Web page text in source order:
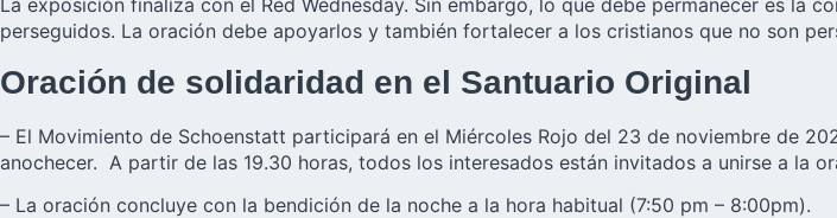
La exposición finaliza con el Red Wednesday. Sin embargo, lo que debe permanecer es la
perseguidos. La oración debe apoyarlos y también fortalecer a los cristianos que no son
Oración de solidaridad en el Santuario Original
– El Movimiento de Schoenstatt participará en el Miércoles Rojo del 23 de noviembre de
anochecer. A partir de las 19.30 horas, todos los interesados están invitados a unirse a la
– La oración concluye con la bendición de la noche a la hora habitual (7:50 pm – 8:00pm).